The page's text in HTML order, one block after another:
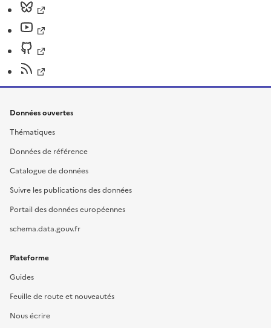
Données ouvertes
Thématiques
Données de référence
Catalogue de données
Suivre les publications des données
Portail des données européennes
schema.data.gouv.fr
Plateforme
Guides
Feuille de route et nouveautés
Nous écrire